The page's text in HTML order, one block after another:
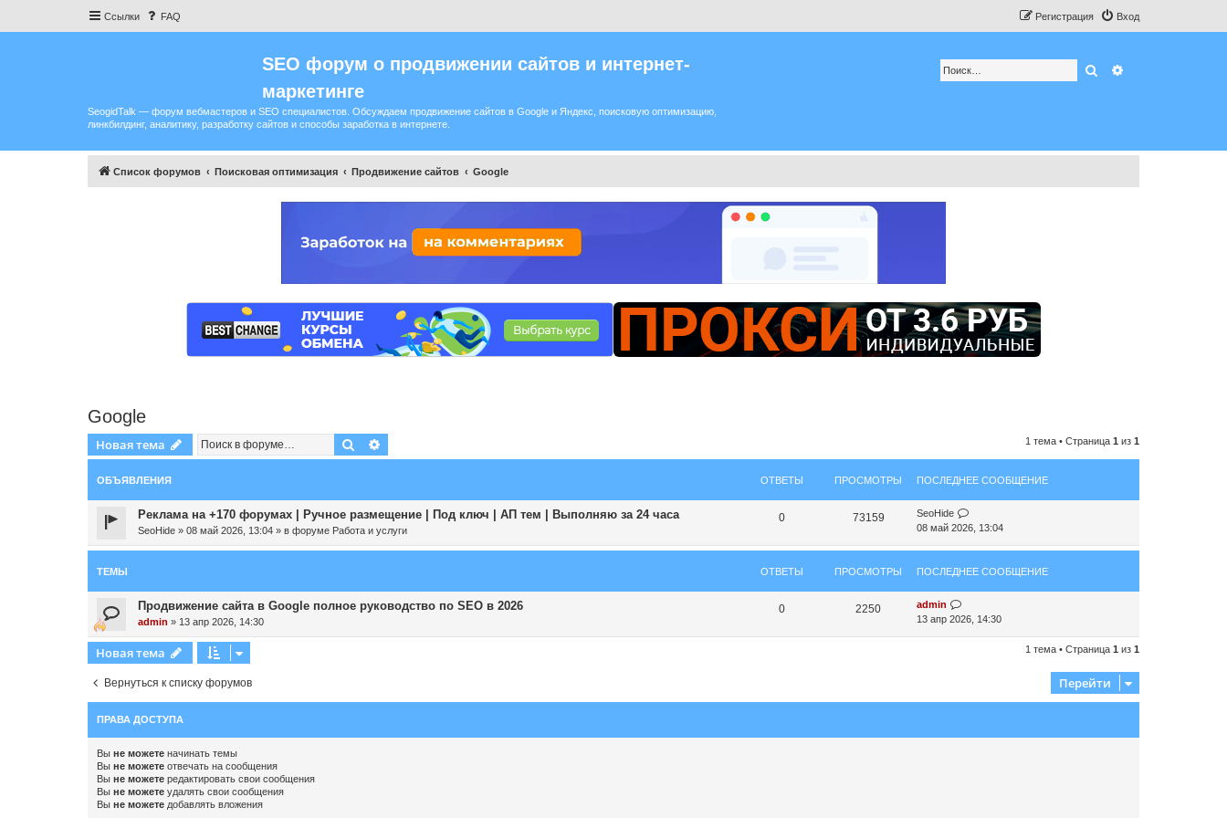
Ссылки FAQ Вход
Регистрация
SEO форум о продвижении сайтов и интернет-
маркетинге
SeogidTalk — форум вебмастеров и SEO специалистов. Обсуждаем продвижение сайтов в Google и Яндекс, поисковую оптимизацию,
линкбилдинг, аналитику, разработку сайтов и способы заработка в интернете.
Поиск
Список форумов Поисковая оптимизация Продвижение сайтов Google
Google
Новая тема Поиск 1 тема • Страница 1 из 1
ОБЪЯВЛЕНИЯ ОТВЕТЫ ПРОСМОТРЫ ПОСЛЕДНЕЕ СООБЩЕНИЕ
Реклама на +170 форумах | Ручное размещение | Под ключ | АП тем | Выполняю за 24 часа
SeoHide » 08 май 2026, 13:04 » в форуме Работа и услуги
0 73159
SeoHide
08 май 2026, 13:04
ТЕМЫ ОТВЕТЫ ПРОСМОТРЫ ПОСЛЕДНЕЕ СООБЩЕНИЕ
Продвижение сайта в Google полное руководство по SEO в 2026
admin » 13 апр 2026, 14:30
0 2250
admin
13 апр 2026, 14:30
Новая тема 1 тема • Страница 1 из 1
Вернуться к списку форумов Перейти
ПРАВА ДОСТУПА
Вы не можете начинать темы
Вы не можете отвечать на сообщения
Вы не можете редактировать свои сообщения
Вы не можете удалять свои сообщения
Вы не можете добавлять вложения